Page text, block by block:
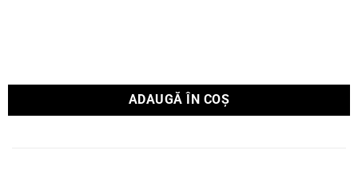
ADAUGĂ ÎN COȘ